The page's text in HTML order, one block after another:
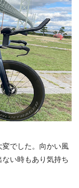
でした。向かい風
い時もあり気持ち